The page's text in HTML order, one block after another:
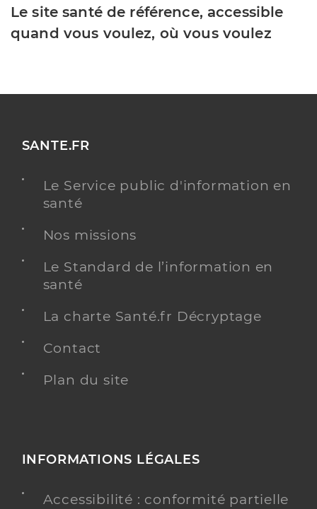
Le site santé de référence, accessible
quand vous voulez, où vous voulez
SANTE.FR
Le Service public d'information en
santé
Nos missions
Le Standard de l’information en
santé
La charte Santé.fr Décryptage
Contact
Plan du site
INFORMATIONS LÉGALES
Accessibilité : conformité partielle